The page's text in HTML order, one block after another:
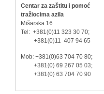
Centar za zaštitu i pomoć
tražiocima azila
Mišarska 16
Tel: +381(0)11 323 30 70;
+381(0)11 407 94 65
Mob: +381(0)63 704 70 80;
+381(0) 69 267 05 03;
+381(0) 63 704 70 90